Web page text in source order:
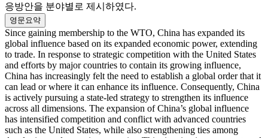
응방안을 분야별로 제시하였다.
영문요약
Since gaining membership to the WTO, China has expanded its
global influence based on its expanded economic power, extending
to trade. In response to strategic competition with the United States
and efforts by major countries to contain its growing influence,
China has increasingly felt the need to establish a global order that it
can lead or where it can enhance its influence. Consequently, China
is actively pursuing a state-led strategy to strengthen its influence
across all dimensions. The expansion of China’s global influence
has intensified competition and conflict with advanced countries
such as the United States, while also strengthening ties among